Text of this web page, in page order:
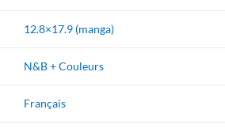
12.8×17.9 (manga)
N&B + Couleurs
Français